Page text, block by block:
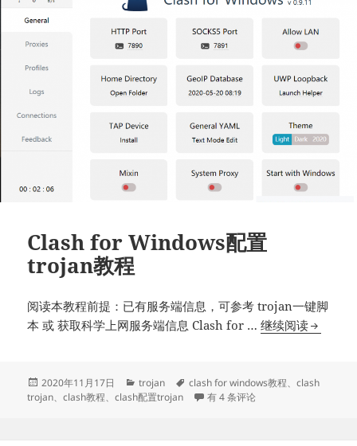
Clash for Windows配置
trojan教程
阅读本教程前提：已有服务端信息，可参考 trojan一键脚
本 或 获取科学上网服务端信息 Clash for …继续阅读Clash
配
发
布
2020年11月17日
分
类
trojan
标
签
clash for windows教程、clash
trojan、clash教程、clash配置trojan Clash for Windows配置trojan教程
有 4 条评论